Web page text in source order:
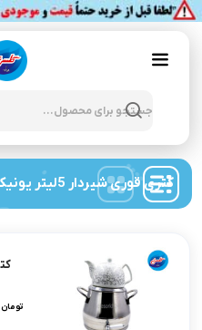
تومان